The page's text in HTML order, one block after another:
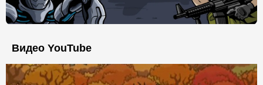
Видео YouTube